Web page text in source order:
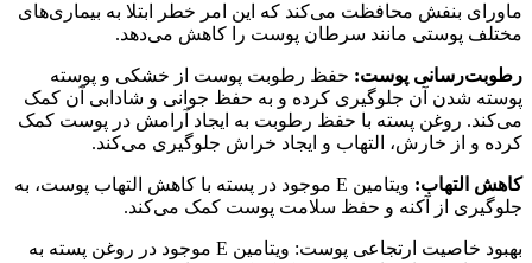
ماورای بنفش محافظت می‌کند که این امر خطر ابتلا به بیماری‌های
مختلف پوستی مانند سرطان پوست را کاهش می‌دهد.
رطوبت‌رسانی پوست: حفظ رطوبت پوست از خشکی و پوسته
پوسته شدن آن جلوگیری کرده و به حفظ جوانی و شادابی آن کمک
می‌کند. روغن پسته با حفظ رطوبت به ایجاد آرامش در پوست کمک
کرده و از خارش، التهاب و ایجاد خراش جلوگیری می‌کند.
کاهش التهاب:
ویتامین E موجود در پسته با کاهش التهاب پوست، به
جلوگیری از آکنه و حفظ سلامت پوست کمک می‌کند.
بهبود خاصیت ارتجاعی پوست: ویتامین E موجود در روغن پسته به